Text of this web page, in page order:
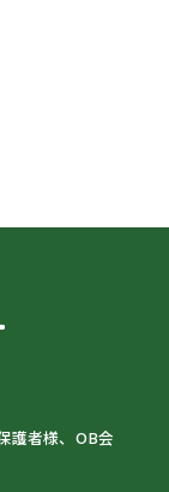
護者様、OB会